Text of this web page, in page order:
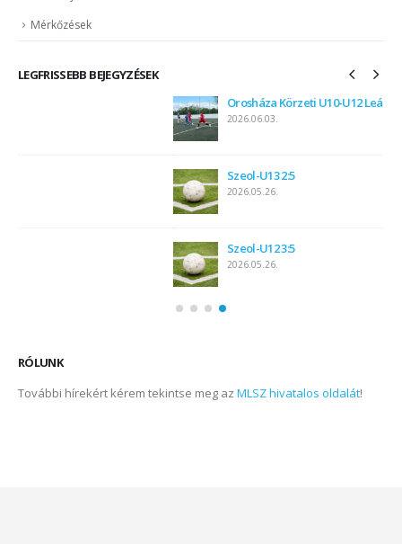
Mérkőzések
LEGFRISSEBB BEJEGYZÉSEK
Orosháza Körzeti U10-U12 Leány Labdarúgás
RÓLUNK
További hírekért kérem tekintse meg az MLSZ hivatalos oldalát!